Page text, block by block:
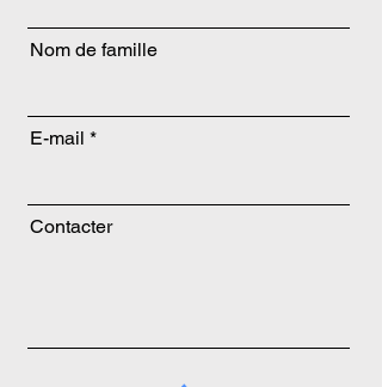
Nom de famille
E-mail
Contacter